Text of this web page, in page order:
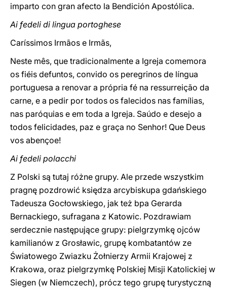
imparto con gran afecto la Bendición Apostólica.
Ai fedeli di lingua portoghese
Caríssimos Irmãos e Irmãs,
Neste mês, que tradicionalmente a Igreja comemora
os fiéis defuntos, convido os peregrinos de língua
portuguesa a renovar a própria fé na ressurreição da
carne, e a pedir por todos os falecidos nas famílias,
nas paróquias e em toda a Igreja. Saúdo e desejo a
todos felicidades, paz e graça no Senhor! Que Deus
vos abençoe!
Ai fedeli polacchi
Z Polski są tutaj różne grupy. Ale przede wszystkim
pragnę pozdrowić księdza arcybiskupa gdańskiego
Tadeusza Gocłowskiego, jak też bpa Gerarda
Bernackiego, sufragana z Katowic. Pozdrawiam
serdecznie następujące grupy: pielgrzymkę ojców
kamilianów z Grosławic, grupę kombatantów ze
Światowego Zwiazku Żołnierzy Armii Krajowej z
Krakowa, oraz pielgrzymkę Polskiej Misji Katolickiej w
Siegen (w Niemczech), prócz tego grupę turystyczną